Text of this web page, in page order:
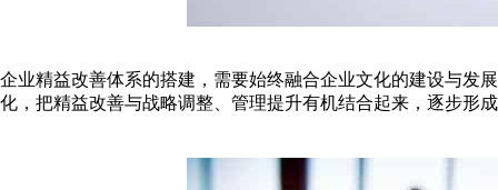
企业精益改善体系的搭建，需要始终融合企业文化的建设与发
化，把精益改善与战略调整、管理提升有机结合起来，逐步形